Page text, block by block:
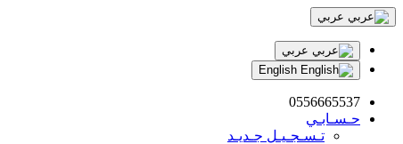
عربي
عربي
0556665537
حـسـابـي
تـسـجـيـل جـديـد